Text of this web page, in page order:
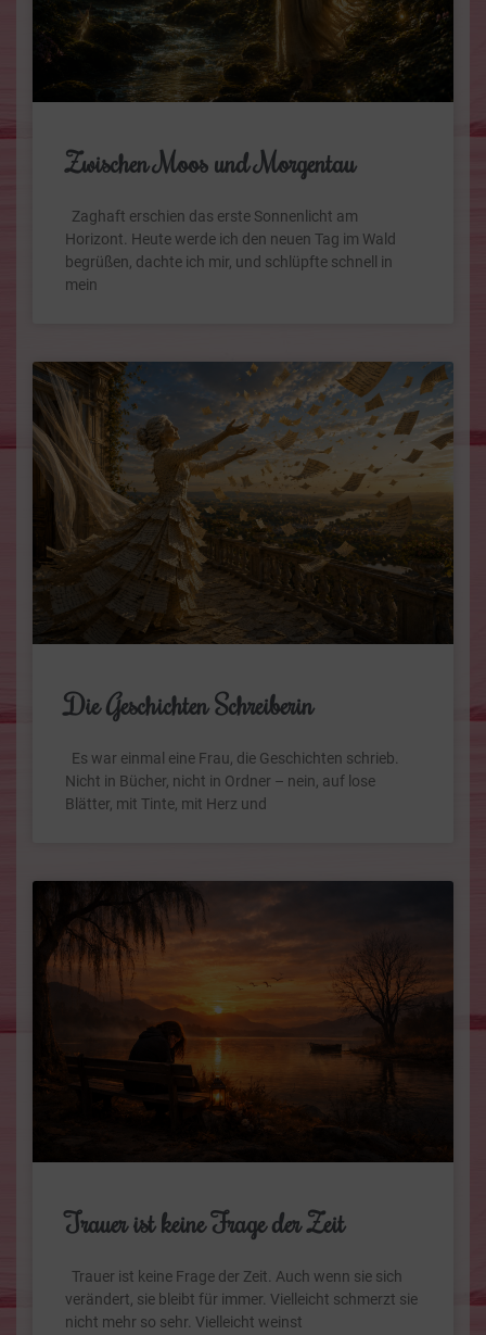
Zwischen Moos und Morgentau
Zaghaft erschien das erste Sonnenlicht am
Horizont. Heute werde ich den neuen Tag im Wald
begrüßen, dachte ich mir, und schlüpfte schnell in
mein
Die Geschichten Schreiberin
Es war einmal eine Frau, die Geschichten schrieb.
Nicht in Bücher, nicht in Ordner – nein, auf lose
Blätter, mit Tinte, mit Herz und
Trauer ist keine Frage der Zeit
Trauer ist keine Frage der Zeit. Auch wenn sie sich
verändert, sie bleibt für immer. Vielleicht schmerzt sie
nicht mehr so sehr. Vielleicht weinst